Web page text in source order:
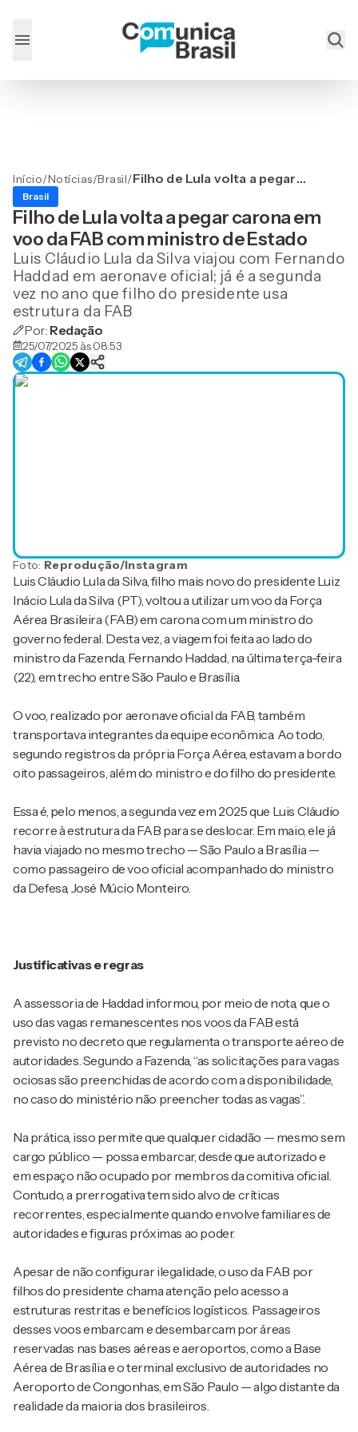
Início/Notícias/Brasil/Filho de Lula volta a pegar
ministro de Estado
Brasil
Filho de Lula volta a pegar carona em
voo da FAB com ministro de Estado
Luis Cláudio Lula da Silva viajou com Fernando
Haddad em aeronave oficial; já é a segunda
vez no ano que filho do presidente usa
estrutura da FAB
Por: Redação
25/07/2025 às 08:53
Foto: Reprodução/Instagram
Luis Cláudio Lula da Silva, filho mais novo do presidente Luiz
Inácio Lula da Silva (PT), voltou a utilizar um voo da Força
Aérea Brasileira (FAB) em carona com um ministro do
governo federal. Desta vez, a viagem foi feita ao lado do
ministro da Fazenda, Fernando Haddad, na última terça-feira
(22), em trecho entre São Paulo e Brasília.
O voo, realizado por aeronave oficial da FAB, também
transportava integrantes da equipe econômica. Ao todo,
segundo registros da própria Força Aérea, estavam a bordo
oito passageiros, além do ministro e do filho do presidente.
Essa é, pelo menos, a segunda vez em 2025 que Luis Cláudio
recorre à estrutura da FAB para se deslocar. Em maio, ele já
havia viajado no mesmo trecho — São Paulo a Brasília —
como passageiro de voo oficial acompanhado do ministro
da Defesa, José Múcio Monteiro.
Justificativas e regras
A assessoria de Haddad informou, por meio de nota, que o
uso das vagas remanescentes nos voos da FAB está
previsto no decreto que regulamenta o transporte aéreo de
autoridades. Segundo a Fazenda, “as solicitações para vagas
ociosas são preenchidas de acordo com a disponibilidade,
no caso do ministério não preencher todas as vagas”.
Na prática, isso permite que qualquer cidadão — mesmo sem
cargo público — possa embarcar, desde que autorizado e
em espaço não ocupado por membros da comitiva oficial.
Contudo, a prerrogativa tem sido alvo de críticas
recorrentes, especialmente quando envolve familiares de
autoridades e figuras próximas ao poder.
Apesar de não configurar ilegalidade, o uso da FAB por
filhos do presidente chama atenção pelo acesso a
estruturas restritas e benefícios logísticos. Passageiros
desses voos embarcam e desembarcam por áreas
reservadas nas bases aéreas e aeroportos, como a Base
Aérea de Brasília e o terminal exclusivo de autoridades no
Aeroporto de Congonhas, em São Paulo — algo distante da
realidade da maioria dos brasileiros.